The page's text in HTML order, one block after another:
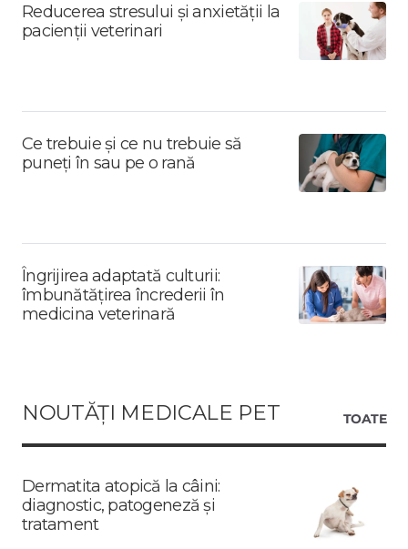
Reducerea stresului și anxietății la
pacienții veterinari
Ce trebuie și ce nu trebuie să
puneți în sau pe o rană
Îngrijirea adaptată culturii:
îmbunătățirea încrederii în
medicina veterinară
NOUTĂȚI MEDICALE PET TOATE
Dermatita atopică la câini:
diagnostic, patogeneză și
tratament